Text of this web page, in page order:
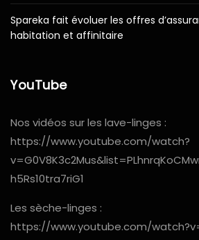
Spareka fait évoluer les offres
habitation et affinitaire
YouTube
Nos vidéos sur les lave-linges :
https://www.youtube.com/watch?
h5Rs10tra7riG1
Les sèche-linges :
https://www.youtube.com/